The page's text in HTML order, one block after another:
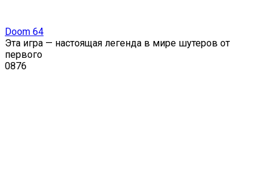
Doom 64
Эта игра — настоящая легенда в мире шутеров от
первого
0876